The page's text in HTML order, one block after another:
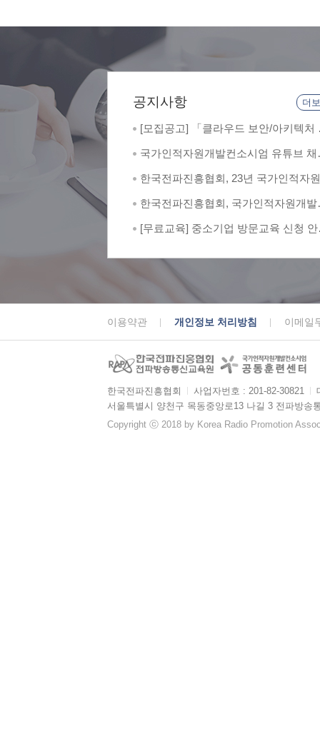
공지사항 더
[모집공고] 「클라우드 보안/아키텍처
국가인적자원개발컨소시엄 유튜브 채
한국전파진흥협회, 23년 국가인적자
례 2관왕
한국전파진흥협회, 국가인적자원개발
[무료교육] 중소기업 방문교육 신청 안
이용약관 개인정보 처리방침 이메일
한국전파진흥협회 사업자번호 : 201-82-30821
서울특별시 양천구 목동중앙로13 나길 3 전파방송
Copyright ⓒ 2018 by Korea Radio Promotion